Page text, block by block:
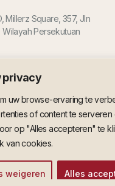
privacy
uw browse-ervaring te
of content te serveren
op "Alles accepteren" te
van cookies.
weigeren Alles
Millerz Square, 357, Jln
Persekutuan